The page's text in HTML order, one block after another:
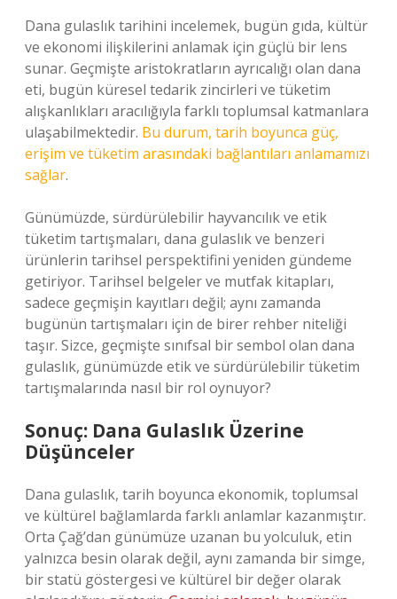
Dana gulaslık tarihini incelemek, bugün gıda, kültür
ve ekonomi ilişkilerini anlamak için güçlü bir lens
sunar. Geçmişte aristokratların ayrıcalığı olan dana
eti, bugün küresel tedarik zincirleri ve tüketim
alışkanlıkları aracılığıyla farklı toplumsal katmanlara
ulaşabilmektedir. Bu durum, tarih boyunca güç,
erişim ve tüketim arasındaki bağlantıları anlamamızı
sağlar.
Günümüzde, sürdürülebilir hayvancılık ve etik
tüketim tartışmaları, dana gulaslık ve benzeri
ürünlerin tarihsel perspektifini yeniden gündeme
getiriyor. Tarihsel belgeler ve mutfak kitapları,
sadece geçmişin kayıtları değil; aynı zamanda
bugünün tartışmaları için de birer rehber niteliği
taşır. Sizce, geçmişte sınıfsal bir sembol olan dana
gulaslık, günümüzde etik ve sürdürülebilir tüketim
tartışmalarında nasıl bir rol oynuyor?
Sonuç: Dana Gulaslık Üzerine
Düşünceler
Dana gulaslık, tarih boyunca ekonomik, toplumsal
ve kültürel bağlamlarda farklı anlamlar kazanmıştır.
Orta Çağ’dan günümüze uzanan bu yolculuk, etin
yalnızca besin olarak değil, aynı zamanda bir simge,
bir statü göstergesi ve kültürel bir değer olarak